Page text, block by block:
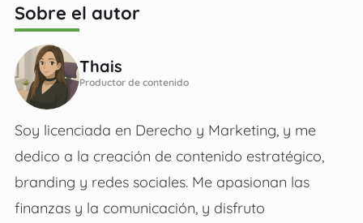
Sobre el autor
Thais
Productor de contenido
Soy licenciada en Derecho y Marketing, y me
dedico a la creación de contenido estratégico,
branding y redes sociales. Me apasionan las
finanzas y la comunicación, y disfruto